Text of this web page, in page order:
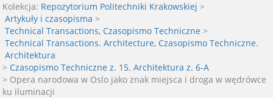
Kolekcja: Repozytorium Politechniki Krakowskiej >
Artykuły i czasopisma >
Technical Transactions, Czasopismo Techniczne >
Technical Transactions. Architecture, Czasopismo Techniczne.
Architektura
> Czasopismo Techniczne z. 15. Architektura z. 6-A
> Opera narodowa w Oslo jako znak miejsca i droga w wędrówce
ku iluminacji